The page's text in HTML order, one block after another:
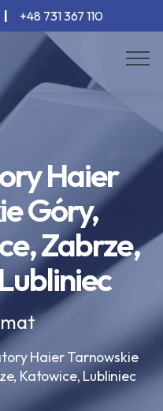
+48 731 367 110
Haier
Góry,
Zabrze,
Haier Tarnowskie
Katowice, Lubliniec